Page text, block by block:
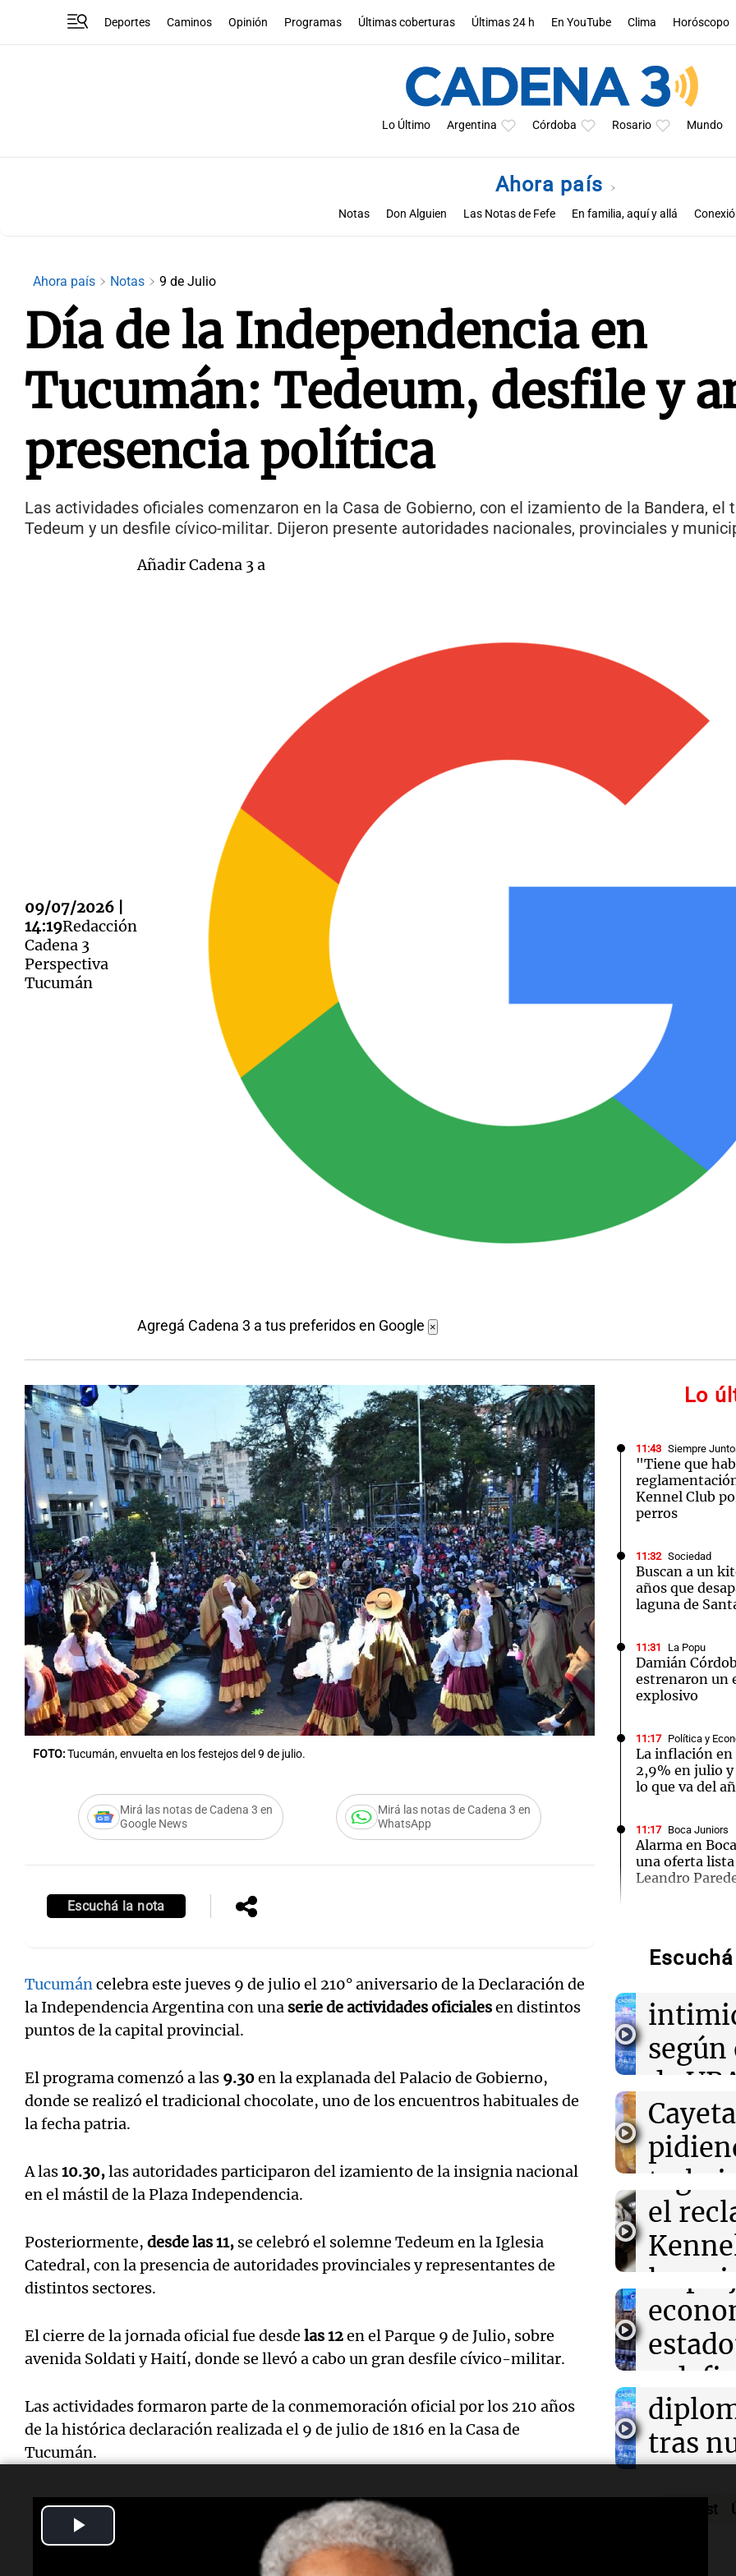
Deportes Caminos Opinión Programas Últimas coberturas Últimas 24 h En YouTube Clima Horóscopo
Lo Último Argentina Córdoba Rosario Mundo
Ahora país
Notas Don Alguien Las Notas de Fefe En familia, aquí y allá
Ahora país Notas 9 de Julio
Día de la Independencia en
Tucumán: Tedeum, desfile y
presencia política
Las actividades oficiales comenzaron en la Casa de Gobierno, con el izamiento de la Bandera, el
Tedeum y un desfile cívico-militar. Dijeron presente autoridades nacionales, provinciales y
09/07/2026 |
14:19Redacción
Cadena 3
Perspectiva
Tucumán
Añadir Cadena 3 a
Agregá Cadena 3 a tus preferidos en Google ×
FOTO:Tucumán, envuelta en los festejos del 9 de julio.
Mirá las notas de Cadena 3 en
Google News
Mirá las notas de Cadena 3 en
WhatsApp
Escuchá la nota
Tucumáncelebra este jueves 9 de julio el 210° aniversario de la Declaración de
la Independencia Argentina con una serie de actividades oficialesen distintos
puntos de la capital provincial.
El programa comenzó a las 9.30en la explanada del Palacio de Gobierno,
donde se realizó el tradicional chocolate, uno de los encuentros habituales de
la fecha patria.
A las10.30,las autoridades participaron del izamiento de la insignia nacional
en el mástil de la Plaza Independencia.
Posteriormente, desde las 11, se celebró el solemne Tedeum en la Iglesia
Catedral, con la presencia de autoridades provinciales y representantes de
distintos sectores.
El cierre de la jornada oficial fue desde las 12en el Parque 9 de Julio, sobre
avenida Soldati y Haití, donde se llevó a cabo un gran desfile cívico-militar.
Las actividades formaron parte de la conmemoración oficial por los 210 años
de la histórica declaración realizada el 9 de julio de 1816 en la Casa de
Tucumán.
Lectura rápida
Lo
11:43 Siempre
"Tiene que
Kennel Club
perros
11:32 Sociedad
Buscan a un
años que
laguna de
11:31 La Popu
Damián
estrenaron un
explosivo
11:17 Política y
La inflación en
2,9% en julio y
lo que va del
11:17 Boca Juniors
Alarma en
una oferta
Leandro
Cayetano
11:14 Siempre
El reclamo del
tras las
"Somos seres
11:04 Deportes
River
evitar que
cesiones
11:01 Terremoto en
La misteriosa
señora de
estremece a
Audio.
según
de
Noticias
Episodios
Audio.
de
en
Panorama
Episodios
Audio.
que
el
los
perros
Noticias
Episodios
Audio.
acusa
de
y
Panorama
Episodios
Audio.
y Perú
tras
meses
Audio.
critica
Audio.
Podcast
Mundial 2026 La Sole en Cadena 3